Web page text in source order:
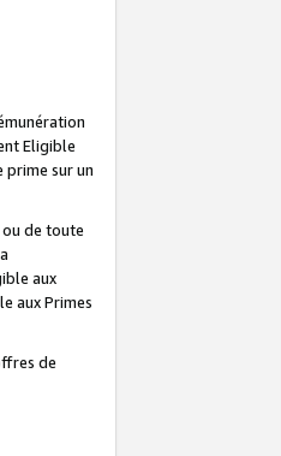
Eligible
prime sur un
ou de toute
aux
aux Primes
de